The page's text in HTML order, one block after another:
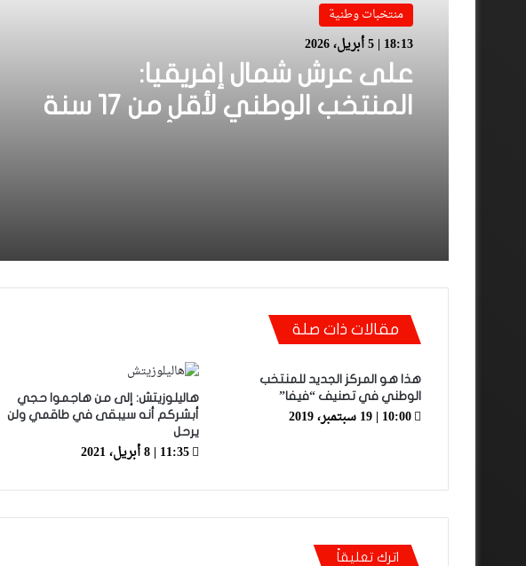
منتخبات وطنية
18:13 | 5 أبريل، 2026
على عرش شمال إفريقيا:
المنتخب الوطني لأقل من 17 سنة
مقالات ذات صلة
هذا هو المركز الجديد للمنتخب
الوطني في تصنيف “فيفا”
10:00 | 19 سبتمبر، 2019
هاليلوزيتش: إلى من هاجموا حجي
أبشركم أنه سيبقى في طاقمي ولن
يرحل
11:35 | 8 أبريل، 2021
اترك تعليقاً